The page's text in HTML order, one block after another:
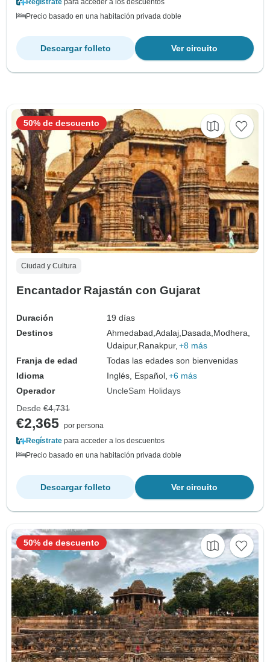
Precio basado en una habitación privada doble
Ver circuito
Descargar folleto
Ciudad y Cultura
Encantador Rajastán con Gujarat
Duración
19 días
Destinos
Ahmedabad,Adalaj, Dasada, Modhera,
Udaipur, Ranakpur, +8 más
Franja de edad
Todas las edades son bienvenidas
Idioma
Inglés, Español, +6 más
Operador
UncleSam Holidays
50% de descuento
Desde €4,731
€2,365 por persona
Regístrate para acceder a los descuentos
Precio basado en una habitación privada doble
Ver circuito
Descargar folleto
50% de descuento